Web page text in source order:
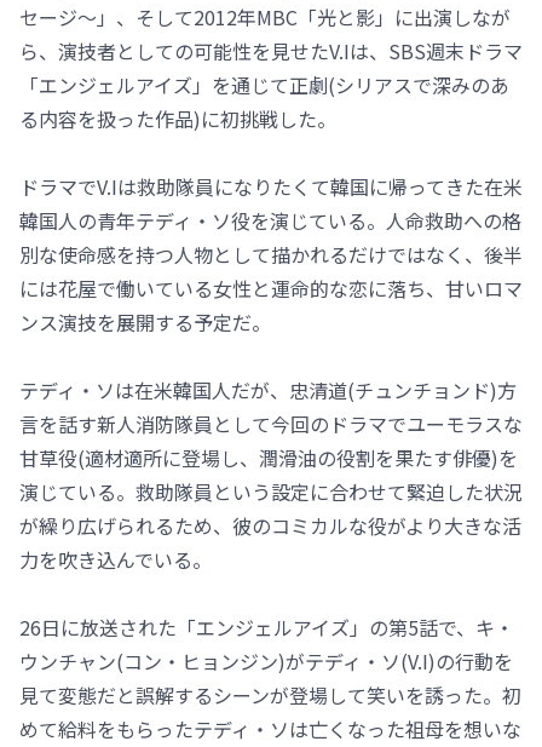
セージ～」、そして2012年MBC「光と影」に出演しなが
ら、演技者としての可能性を見せたV.Iは、SBS週末ドラマ
「エンジェルアイズ」を通じて正劇(シリアスで深みのあ
る内容を扱った作品)に初挑戦した。
ドラマでV.Iは救助隊員になりたくて韓国に帰ってきた在米
韓国人の青年テディ・ソ役を演じている。人命救助への格
別な使命感を持つ人物として描かれるだけではなく、後半
には花屋で働いている女性と運命的な恋に落ち、甘いロマ
ンス演技を展開する予定だ。
テディ・ソは在米韓国人だが、忠清道(チュンチョンド)方
言を話す新人消防隊員として今回のドラマでユーモラスな
甘草役(適材適所に登場し、潤滑油の役割を果たす俳優)を
演じている。救助隊員という設定に合わせて緊迫した状況
が繰り広げられるため、彼のコミカルな役がより大きな活
力を吹き込んでいる。
26日に放送された「エンジェルアイズ」の第5話で、キ・
ウンチャン(コン・ヒョンジン)がテディ・ソ(V.I)の行動を
見て変態だと誤解するシーンが登場して笑いを誘った。初
めて給料をもらったテディ・ソは亡くなった祖母を想いな